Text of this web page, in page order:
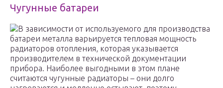
Чугунные батареи
В зависимости от используемого для производства
батареи металла варьируется тепловая мощность
радиаторов отопления, которая указывается
производителем в технической документации
прибора. Наиболее выгодными в этом плане
считаются чугунные радиаторы – они долго